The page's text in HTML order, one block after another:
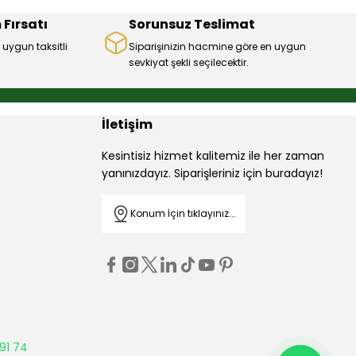
uygun taksitli
Sorunsuz Teslimat
Siparişinizin hacmine göre en uygun
sevkiyat şekli seçilecektir.
İletişim
Kesintisiz hizmet kalitemiz ile her zaman
yanınızdayız. Siparişleriniz için buradayız!
Konum İçin tıklayınız...
74